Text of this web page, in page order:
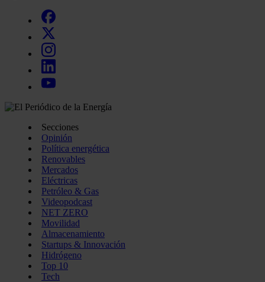
Secciones
Opinión
Política energética
Renovables
Mercados
Eléctricas
Petróleo & Gas
Videopodcast
NET ZERO
Movilidad
Almacenamiento
Startups & Innovación
Hidrógeno
Top 10
Tech